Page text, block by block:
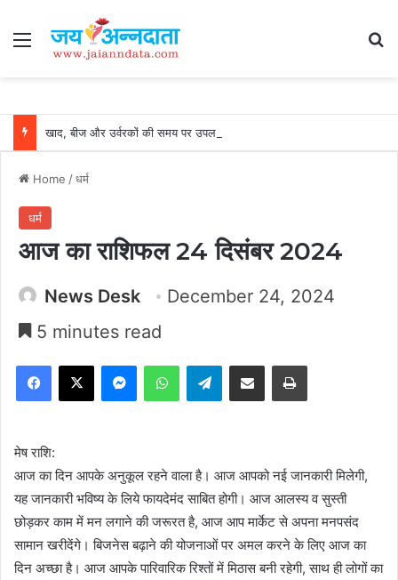
Menu
Home /धर्म
धर्म
आज का राशिफल 24 दिसंबर 2024
News Desk
December 24, 2024
5 minutes read
Facebook
X MessengerWhatsAppTelegramShare via Email Print
मेष राशि:
आज का दिन आपके अनुकूल रहने वाला है। आज आपको नई जानकारी मिलेगी,
यह जानकारी भविष्य के लिये फायदेमंद साबित होगी। आज आलस्य व सुस्ती
छोड़कर काम में मन लगाने की जरूरत है, आज आप मार्केट से अपना मनपसंद
सामान खरीदेंगे। बिजनेस बढ़ाने की योजनाओं पर अमल करने के लिए आज का
दिन अच्छा है। आज आपके पारिवारिक रिश्तों में मिठास बनी रहेगी, साथ ही लोगों का